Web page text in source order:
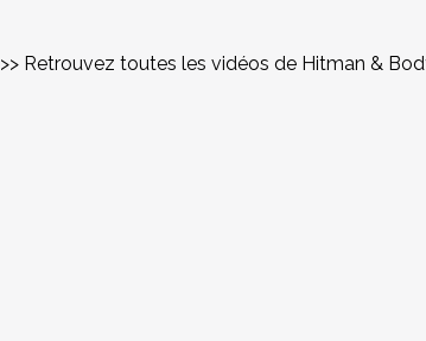
>> Retrouvez toutes les vidéos de Hitman &